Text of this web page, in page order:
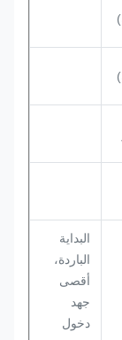
البداية
الباردة،
أقصى
جهد
دخول